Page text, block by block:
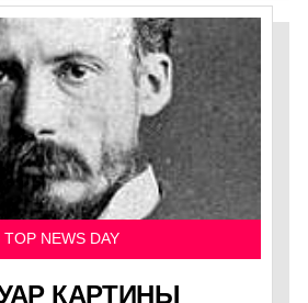
TOP NEWS DAY
КАРТИНЫ